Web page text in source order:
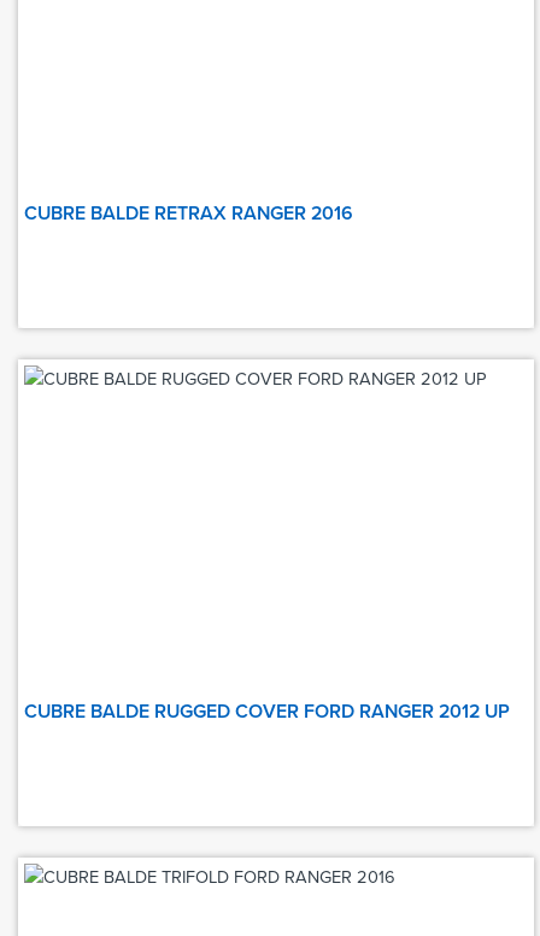
CUBRE BALDE RETRAX RANGER 2016
CUBRE BALDE RUGGED COVER FORD RANGER 2012 UP